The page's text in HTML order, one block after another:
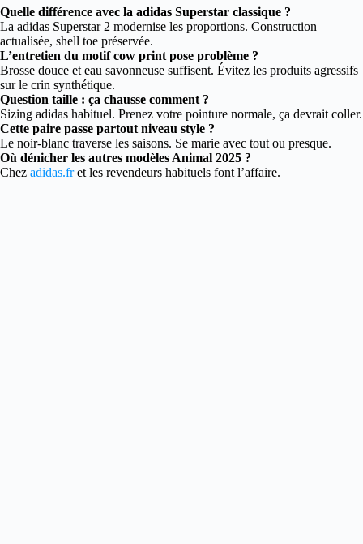
Quelle différence avec la adidas Superstar classique ?
La adidas Superstar 2 modernise les proportions. Construction
actualisée, shell toe préservée.
L’entretien du motif cow print pose problème ?
Brosse douce et eau savonneuse suffisent. Évitez les produits agressifs
sur le crin synthétique.
Question taille : ça chausse comment ?
Sizing adidas habituel. Prenez votre pointure normale, ça devrait coller.
Cette paire passe partout niveau style ?
Le noir-blanc traverse les saisons. Se marie avec tout ou presque.
Où dénicher les autres modèles Animal 2025 ?
Chez adidas.fret les revendeurs habituels font l’affaire.